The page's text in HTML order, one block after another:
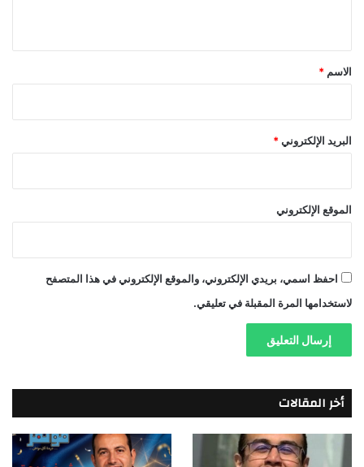
*
الاسم *
البريد الإلكتروني *
الموقع الإلكتروني
احفظ اسمي، بريدي الإلكتروني، والموقع الإلكتروني في هذا المتصفح
لاستخدامها المرة المقبلة في تعليقي.
أخر المقالات